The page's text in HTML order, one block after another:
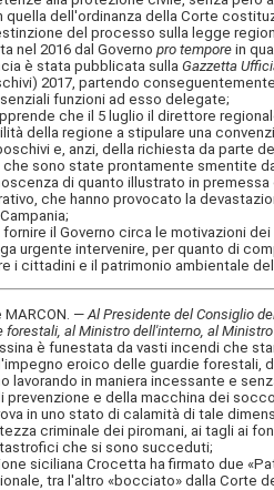
dell'ordinanza della Corte
del processo sulla legge
nel 2016 dal Governopro tempore in
è stata pubblicata sullaGazzetta
2017, partendo
funzioni ad esso delegate;
che il 5 luglio il direttore
della regione a stipulare una
e, anzi, della richiesta da parte
sono state prontamente smentite
di quanto illustrato in
che hanno provocato la
il Governo circa le motivazioni dei
intervenire, per quanto di
i cittadini e il patrimonio ambientale
MARCON. —Al Presidente del Consiglio
al Ministro dell'interno, al
è funestata da vasti incendi che
eroico delle guardie forestali,
lavorando in maniera incessante e
prevenzione e della macchina dei
in uno stato di calamità di tale
criminale dei piromani, ai tagli ai
che si sono succeduti;
siciliana Crocetta ha firmato due
tra l'altro «bocciato» dalla Corte